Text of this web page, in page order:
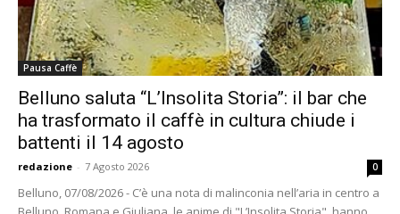
Pausa Caffè
Belluno saluta “L’Insolita Storia”: il bar che
ha trasformato il caffè in cultura chiude i
battenti il 14 agosto
redazione - 7 Agosto 2026 0
Belluno, 07/08/2026 - C’è una nota di malinconia nell’aria in centro a